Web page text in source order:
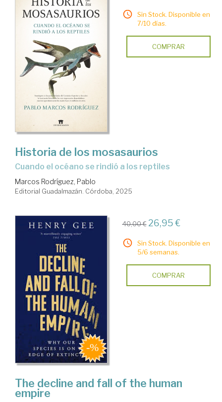
Sin Stock. Disponible en
7/10 días.
COMPRAR
Historia de los mosasaurios
Cuando el océano se rindió a los reptiles
Marcos Rodríguez, Pablo
Editorial Guadalmazán. Córdoba, 2025
40,00 € 26,95 €
Sin Stock. Disponible en
5/6 semanas.
COMPRAR
The decline and fall of the human
empire